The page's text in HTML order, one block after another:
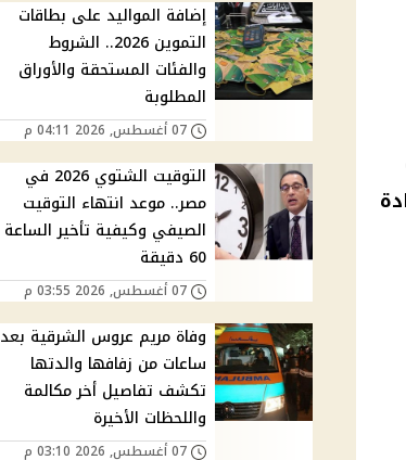
إضافة المواليد على بطاقات
التموين 2026.. الشروط
والفئات المستحقة والأوراق
المطلوبة
07 أغسطس, 2026 04:11 م
التوقيت الشتوي 2026 في
مصر.. موعد انتهاء التوقيت
الصيفي وكيفية تأخير الساعة
60 دقيقة
07 أغسطس, 2026 03:55 م
وفاة مريم عروس الشرقية بعد
ساعات من زفافها والدتها
تكشف تفاصيل أخر مكالمة
واللحظات الأخيرة
07 أغسطس, 2026 03:10 م